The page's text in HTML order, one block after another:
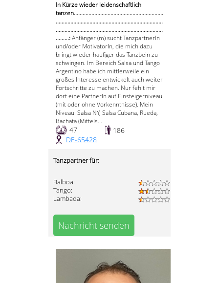
In Kürze wieder leidenschaftlich
tanzen.............................................................
.........................................................................
.........................................................................
.........:Anfänger (m) sucht TanzpartnerIn
und/oder MotivatorIn, die mich dazu
bringt wieder häufiger das Tanzbein zu
schwingen. Im Bereich Salsa und Tango
Argentino habe ich mittlerweile ein
großes Interesse entwickelt auch weiter
Fortschritte zu machen. Nur fehlt mir
dort eine PartnerIn auf Einsteigerniveau
(mit oder ohne Vorkenntnisse). Mein
Niveau: Salsa NY, Salsa Cubana, Rueda,
Bachata (Mittels...
47
186
DE-65428
Tanzpartner für:
Balboa:
Tango:
Lambada:
Nachricht senden